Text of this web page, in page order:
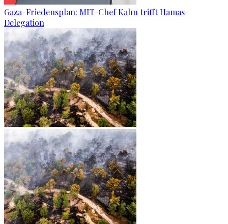
Gaza-Friedensplan: MIT-Chef Kalın trifft Hamas-
Delegation